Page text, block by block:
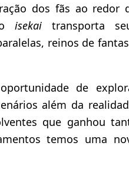
dos fãs ao redor
oisekai transporta
reinos de
de
além da
que ganhou
temos uma